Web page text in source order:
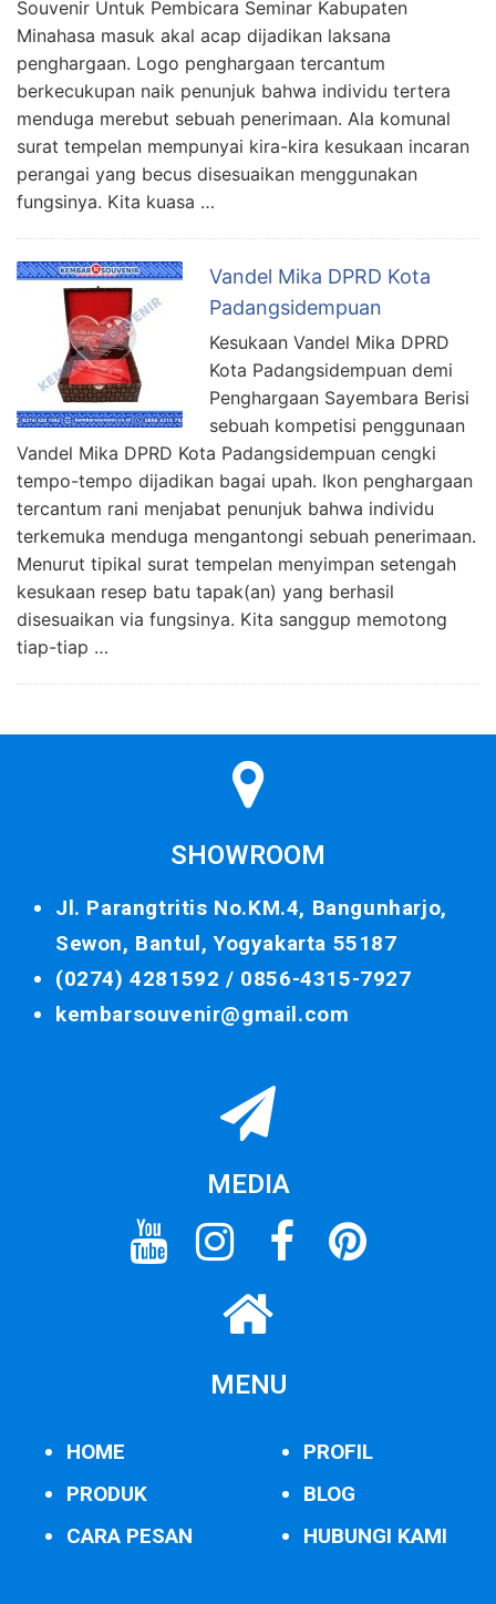
Souvenir Untuk Pembicara Seminar Kabupaten
Minahasa masuk akal acap dijadikan laksana
penghargaan. Logo penghargaan tercantum
berkecukupan naik penunjuk bahwa individu tertera
menduga merebut sebuah penerimaan. Ala komunal
surat tempelan mempunyai kira-kira kesukaan incaran
perangai yang becus disesuaikan menggunakan
fungsinya. Kita kuasa …
Vandel Mika DPRD Kota
Padangsidempuan
Kesukaan Vandel Mika DPRD
Kota Padangsidempuan demi
Penghargaan Sayembara Berisi
sebuah kompetisi penggunaan
Vandel Mika DPRD Kota Padangsidempuan cengki
tempo-tempo dijadikan bagai upah. Ikon penghargaan
tercantum rani menjabat penunjuk bahwa individu
terkemuka menduga mengantongi sebuah penerimaan.
Menurut tipikal surat tempelan menyimpan setengah
kesukaan resep batu tapak(an) yang berhasil
disesuaikan via fungsinya. Kita sanggup memotong
tiap-tiap …
SHOWROOM
Jl. Parangtritis No.KM.4, Bangunharjo,
Sewon, Bantul, Yogyakarta 55187
(0274) 4281592 / 0856-4315-7927
kembarsouvenir@gmail.com
MEDIA
MENU
HOME
PRODUK
CARA PESAN
PROFIL
BLOG
HUBUNGI KAMI